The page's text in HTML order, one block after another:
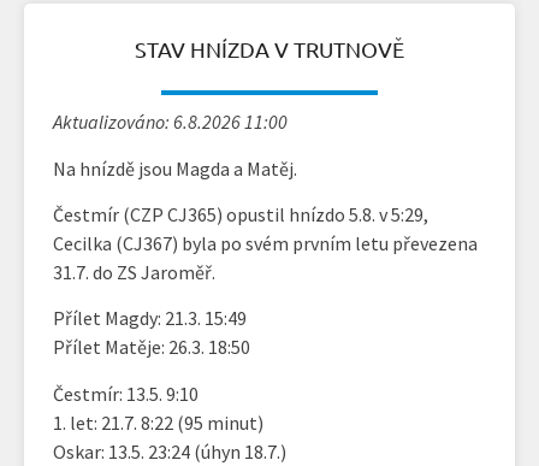
STAV HNÍZDA V TRUTNOVĚ
Aktualizováno: 6.8.2026 11:00
Na hnízdě jsou Magda a Matěj.
Čestmír (CZP CJ365) opustil hnízdo 5.8. v 5:29,
Cecilka (CJ367) byla po svém prvním letu převezena
31.7. do ZS Jaroměř.
Přílet Magdy: 21.3. 15:49
Přílet Matěje: 26.3. 18:50
Čestmír: 13.5. 9:10
1. let: 21.7. 8:22 (95 minut)
Oskar: 13.5. 23:24 (úhyn 18.7.)